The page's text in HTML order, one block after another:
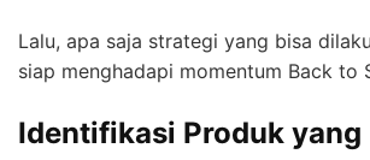
Lalu, apa saja strategi yang bisa
siap menghadapi momentum Back to
Identifikasi Produk yang